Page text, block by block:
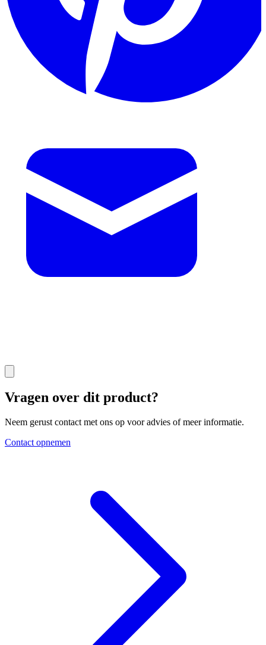
Vragen over dit product?
Neem gerust contact met ons op voor advies of meer informatie.
Contact opnemen